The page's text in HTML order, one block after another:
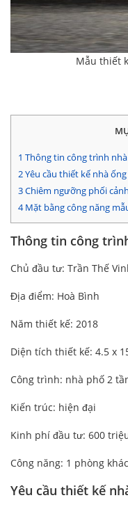
Mẫu thiết
1 Thông tin công trình
2Yêu cầu thiết kế nhà
3Chiêm ngưỡng phối
4Mặt bằng công năng
Thông tin công
Chủ đầu tư: Trần Thế
Địa điểm: Hoà Bình
Năm thiết kế: 2018
Diện tích thiết kế: 4.5 x
Công trình: nhà phố 2
Kiến trúc: hiện đại
Kinh phí đầu tư: 600
Công năng: 1 phòng
Yêu cầu thiết kế